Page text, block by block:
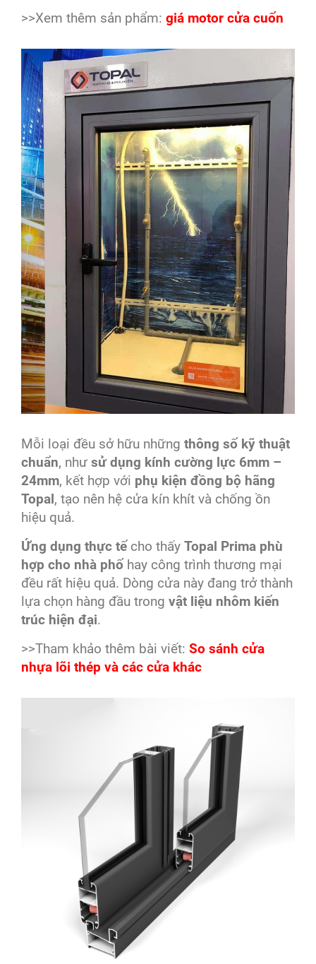
>>Xem thêm sản phẩm: giá motor cửa cuốn
Mỗi loại đều sở hữu những thông số kỹ thuật
chuẩn, như sử dụng kính cường lực 6mm –
24mm, kết hợp với phụ kiện đồng bộ hãng
Topal , tạo nên hệ cửa kín khít và chống ồn
hiệu quả.
Ứng dụng thực tế cho thấy Topal Prima phù
hợp cho nhà phố hay công trình thương mại
đều rất hiệu quả. Dòng cửa này đang trở thành
lựa chọn hàng đầu trong vật liệu nhôm kiến
trúc hiện đại.
>>Tham khảo thêm bài viết: So sánh cửa
nhựa lõi thép và các cửa khác